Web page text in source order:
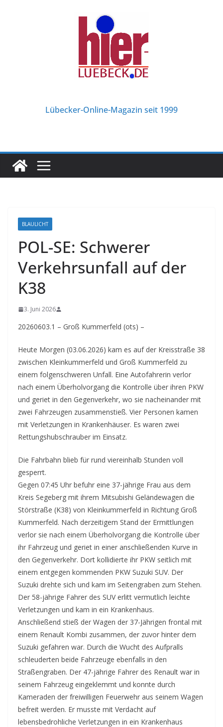
Lübecker-Online-Magazin seit 1999
BLAULICHT
POL-SE: Schwerer
Verkehrsunfall auf der
K38
3. Juni 2026
20260603.1 – Groß Kummerfeld (ots) –
Heute Morgen (03.06.2026) kam es auf der Kreisstraße 38
zwischen Kleinkummerfeld und Groß Kummerfeld zu
einem folgenschweren Unfall. Eine Autofahrerin verlor
nach einem Überholvorgang die Kontrolle über ihren PKW
und geriet in den Gegenverkehr, wo sie nacheinander mit
zwei Fahrzeugen zusammenstieß. Vier Personen kamen
mit Verletzungen in Krankenhäuser. Es waren zwei
Rettungshubschrauber im Einsatz.
Die Fahrbahn blieb für rund viereinhalb Stunden voll
gesperrt.
Gegen 07:45 Uhr befuhr eine 37-jährige Frau aus dem
Kreis Segeberg mit ihrem Mitsubishi Geländewagen die
Störstraße (K38) von Kleinkummerfeld in Richtung Groß
Kummerfeld. Nach derzeitigem Stand der Ermittlungen
verlor sie nach einem Überholvorgang die Kontrolle über
ihr Fahrzeug und geriet in einer anschließenden Kurve in
den Gegenverkehr. Dort kollidierte ihr PKW seitlich mit
einem entgegen kommenden PKW Suzuki SUV. Der
Suzuki drehte sich und kam im Seitengraben zum Stehen.
Der 58-jährige Fahrer des SUV erlitt vermutlich leichte
Verletzungen und kam in ein Krankenhaus.
Anschließend stieß der Wagen der 37-Jährigen frontal mit
einem Renault Kombi zusammen, der zuvor hinter dem
Suzuki gefahren war. Durch die Wucht des Aufpralls
schleuderten beide Fahrzeuge ebenfalls in den
Straßengraben. Der 47-jährige Fahrer des Renault war in
seinem Fahrzeug eingeklemmt und konnte durch
Kameraden der freiwilligen Feuerwehr aus seinem Wagen
befreit werden. Er musste mit Verdacht auf
lebensbedrohliche Verletzungen in ein Krankenhaus